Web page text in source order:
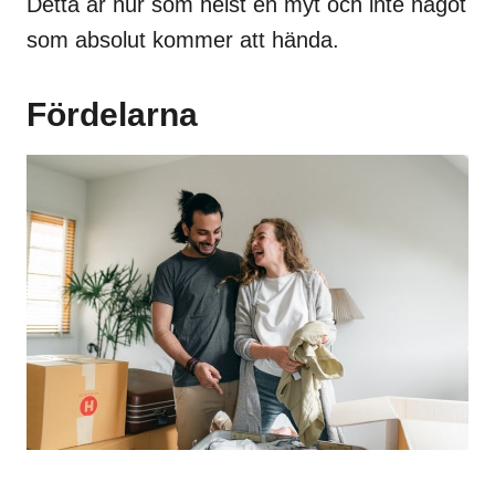
som absolut kommer att hända.
Fördelarna